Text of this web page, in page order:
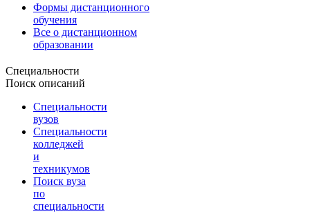
Формы дистанционного
обучения
Все о дистанционном
образовании
Специальности
Поиск описаний
Специальности
вузов
Специальности
колледжей
и
техникумов
Поиск вуза
по
специальности